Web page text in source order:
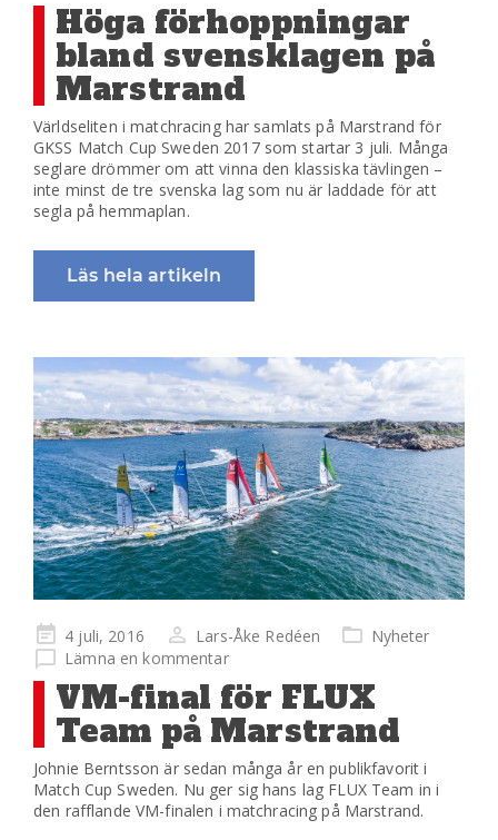
Höga förhoppningar
bland svensklagen på
Marstrand
Världseliten i matchracing har samlats på Marstrand för
GKSS Match Cup Sweden 2017 som startar 3 juli. Många
seglare drömmer om att vinna den klassiska tävlingen –
inte minst de tre svenska lag som nu är laddade för att
segla på hemmaplan.
Läs hela artikeln
Publicerad
på
4 juli, 2016 Lars-Åke Redéen
Nyheter
Lämna en kommentar
VM-final för FLUX
Team på Marstrand
Johnie Berntsson är sedan många år en publikfavorit i
Match Cup Sweden. Nu ger sig hans lag FLUX Team in i
den rafflande VM-finalen i matchracing på Marstrand.